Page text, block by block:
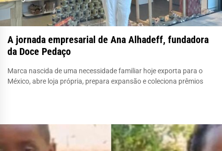
A jornada empresarial de Ana Alhadeff, fundadora
da Doce Pedaço
Marca nascida de uma necessidade familiar hoje exporta para o
México, abre loja própria, prepara expansão e coleciona prêmios